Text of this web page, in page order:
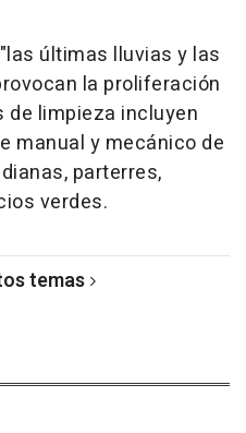
últimas lluvias y las
la proliferación
de limpieza incluyen
manual y mecánico de
parterres,
verdes.
temas